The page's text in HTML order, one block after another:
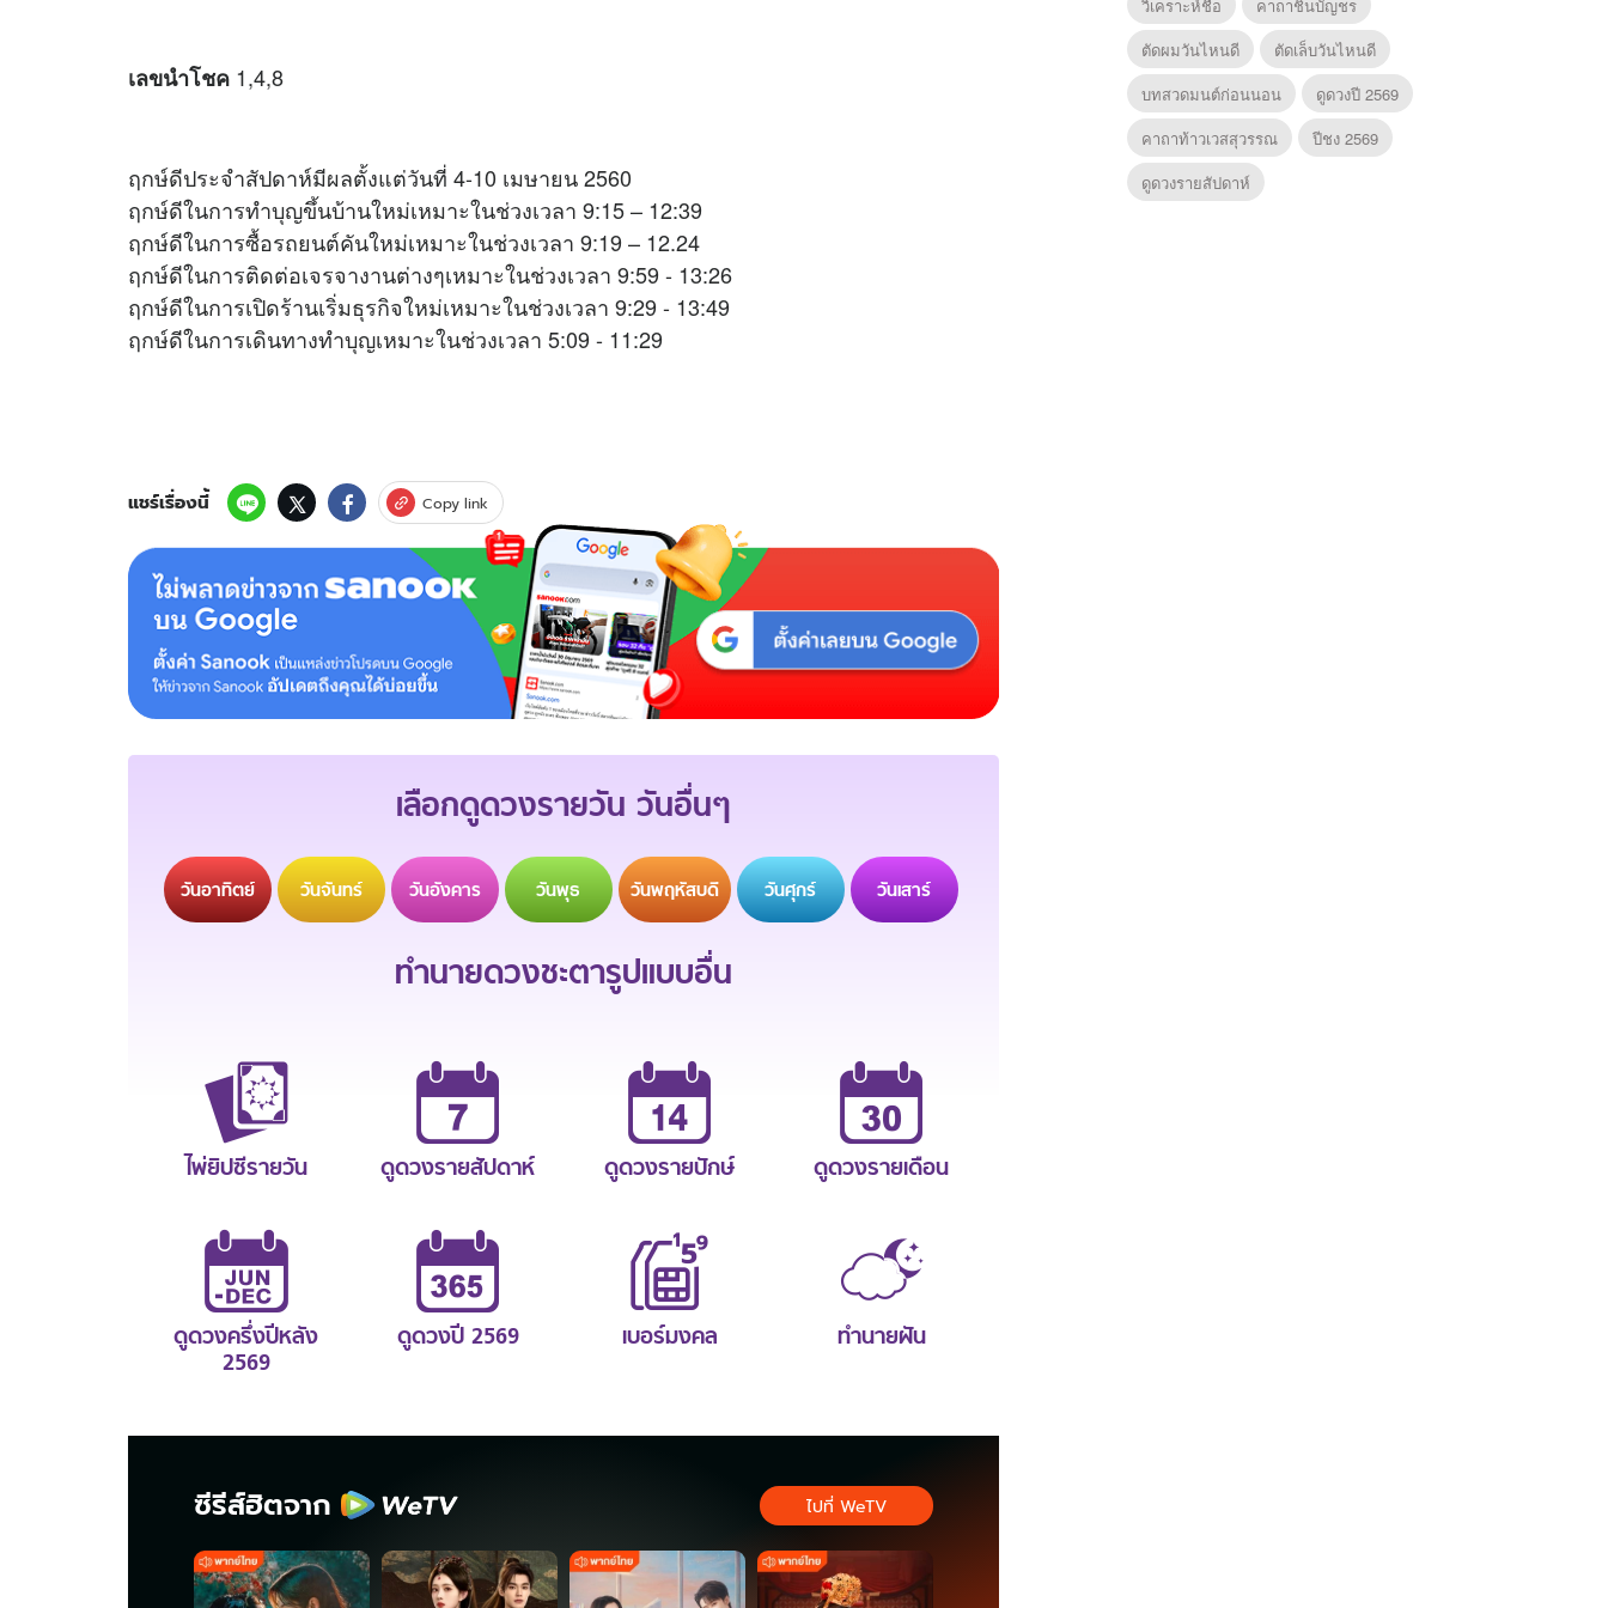
เลขนำโชค 1,4,8
ฤกษ์ดีประจำสัปดาห์มีผลตั้งแต่วันที่ 4-10 เมษายน 2560
ฤกษ์ดีในการทำบุญขึ้นบ้านใหม่เหมาะในช่วงเวลา 9:15 – 12:39
ฤกษ์ดีในการซื้อรถยนต์คันใหม่เหมาะในช่วงเวลา 9:19 – 12.24
ฤกษ์ดีในการติดต่อเจรจางานต่างๆเหมาะในช่วงเวลา 9:59 - 13:26
ฤกษ์ดีในการเปิดร้านเริ่มธุรกิจใหม่เหมาะในช่วงเวลา 9:29 - 13:49
ฤกษ์ดีในการเดินทางทำบุญเหมาะในช่วงเวลา 5:09 - 11:29
แชร์เรื่องนี้ Copy link
เลือกดูดวงรายวัน วันอื่นๆ
วันอาทิตย์ วันจันทร์ วันอังคาร วันพุธ วันพฤหัสบดี วันศุกร์ วันเสาร์
ทำนายดวงชะตารูปแบบอื่น
ไพ่ยิปซีรายวัน ดูดวงรายสัปดาห์ ดูดวงรายปักษ์ ดูดวงรายเดือน
ดูดวงครึ่งปีหลัง
2569
ดูดวงปี 2569 เบอร์มงคล ทำนายฝัน
ซีรีส์ฮิตจาก ไปที่ WeTV
วิเคราะห์ชื่อ
คาถาชินบัญชร
ตัดผมวันไหนดี
ตัดเล็บวันไหนดี
บทสวดมนต์ก่อนนอน
ดูดวงปี 2569
คาถาท้าวเวสสุวรรณ
ปีชง 2569
ดูดวงรายสัปดาห์